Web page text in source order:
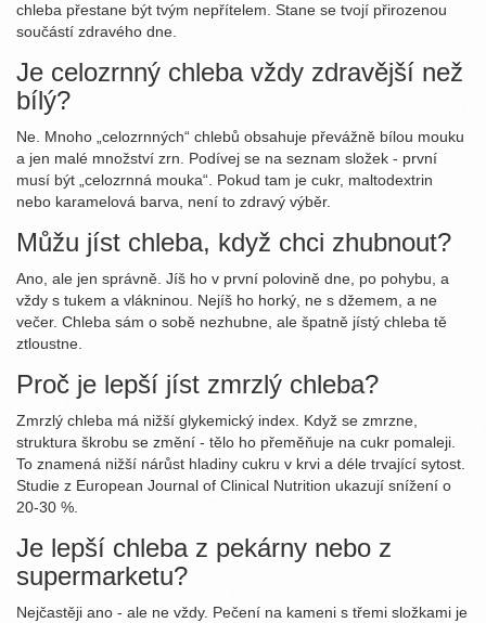
chleba přestane být tvým nepřítelem. Stane se tvojí přirozenou
součástí zdravého dne.
Je celozrnný chleba vždy zdravější než
bílý?
Ne. Mnoho „celozrnných“ chlebů obsahuje převážně bílou mouku
a jen malé množství zrn. Podívej se na seznam složek - první
musí být „celozrnná mouka“. Pokud tam je cukr, maltodextrin
nebo karamelová barva, není to zdravý výběr.
Můžu jíst chleba, když chci zhubnout?
Ano, ale jen správně. Jíš ho v první polovině dne, po pohybu, a
vždy s tukem a vlákninou. Nejíš ho horký, ne s džemem, a ne
večer. Chleba sám o sobě nezhubne, ale špatně jístý chleba tě
ztloustne.
Proč je lepší jíst zmrzlý chleba?
Zmrzlý chleba má nižší glykemický index. Když se zmrzne,
struktura škrobu se změní - tělo ho přeměňuje na cukr pomaleji.
To znamená nižší nárůst hladiny cukru v krvi a déle trvající sytost.
Studie z European Journal of Clinical Nutrition ukazují snížení o
20-30 %.
Je lepší chleba z pekárny nebo z
supermarketu?
Nejčastěji ano - ale ne vždy. Pečení na kameni s třemi složkami je